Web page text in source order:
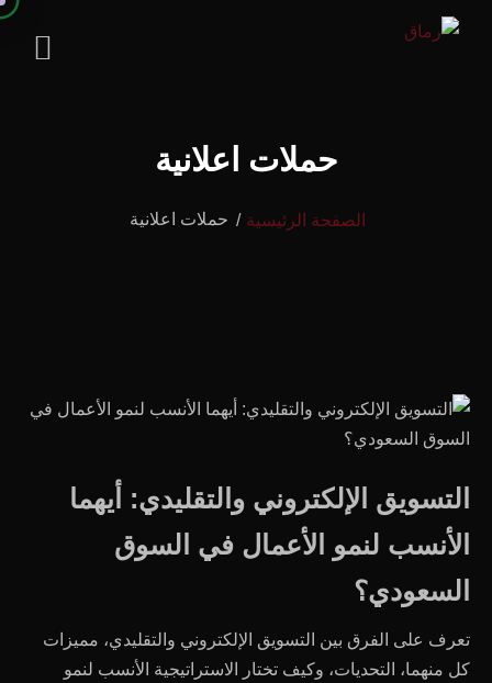
حملات اعلانية
الصفحة الرئيسية حملات اعلانية
التسويق الإلكتروني والتقليدي: أيهما
الأنسب لنمو الأعمال في السوق
السعودي؟
تعرف على الفرق بين التسويق الإلكتروني والتقليدي، مميزات
كل منهما، التحديات، وكيف تختار الاستراتيجية الأنسب لنمو